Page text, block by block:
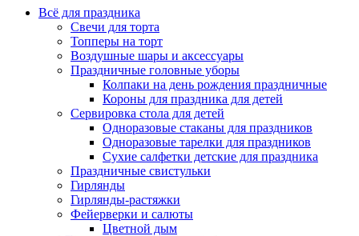
Всё для праздника
Свечи для торта
Топперы на торт
Воздушные шары и аксессуары
Праздничные головные уборы
Колпаки на день рождения праздничные
Короны для праздника для детей
Сервировка стола для детей
Одноразовые стаканы для праздников
Одноразовые тарелки для праздников
Сухие салфетки детские для праздника
Праздничные свистульки
Гирлянды
Гирлянды-растяжки
Фейерверки и салюты
Цветной дым